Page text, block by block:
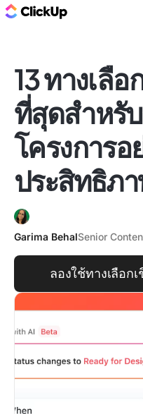
13 ทางเลื
ที่สุดสำหรั
โครงการอ
ประสิทธิภ
Garima BehalSenior
ลองใช้ทางเลือก